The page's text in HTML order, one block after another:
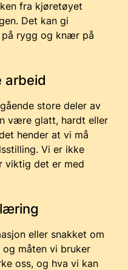
fra kjøretøyet
Det kan gi
på rygg og knær på
arbeid
store deler av
være glatt, hardt eller
hender at vi må
Vi er ikke
viktig det er med
eller snakket om
måten vi bruker
oss, og hva vi kan